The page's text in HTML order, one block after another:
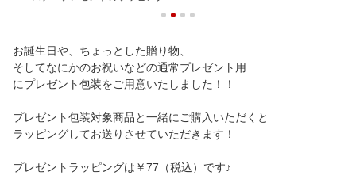
お誕生日や、ちょっとした贈り物、
そしてなにかのお祝いなどの通常プレゼント用
にプレゼント包装をご用意いたしました！！
プレゼント包装対象商品と一緒にご購入いただくと
ラッピングしてお送りさせていただきます！
プレゼントラッピングは￥77（税込）です♪